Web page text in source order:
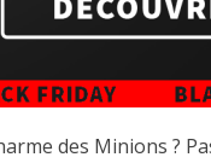
des Minions ?